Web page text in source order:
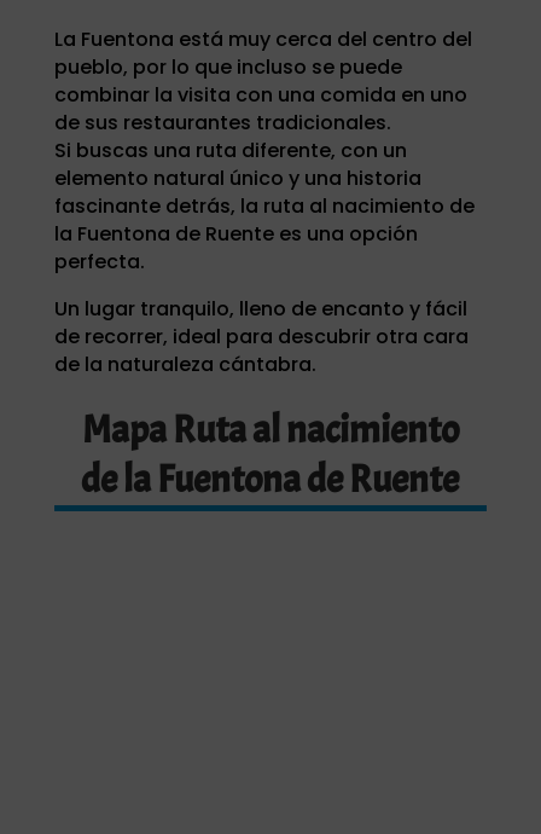
La Fuentona está muy cerca del centro del
pueblo, por lo que incluso se puede
combinar la visita con una comida en uno
de sus restaurantes tradicionales.
Si buscas una ruta diferente, con un
elemento natural único y una historia
fascinante detrás, la ruta al nacimiento de
la Fuentona de Ruente es una opción
perfecta.
Un lugar tranquilo, lleno de encanto y fácil
de recorrer, ideal para descubrir otra cara
de la naturaleza cántabra.
Mapa Ruta al nacimiento
de la Fuentona de Ruente